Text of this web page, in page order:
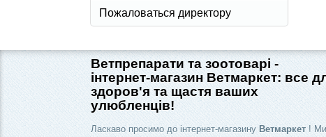
Пожаловаться директору
Ветпрепарати та зоотоварі -
інтернет-магазин Ветмаркет: все
здоров'я та щастя ваших
улюбленців!
Ласкаво просимо до інтернет-магазину Ветмаркет ! Ми